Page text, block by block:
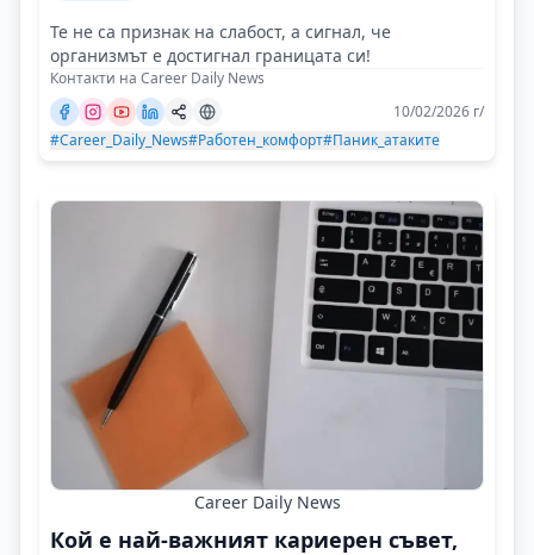
Те не са признак на слабост, а сигнал, че
организмът е достигнал границата си!
Контакти на Career Daily News
10/02/2026 г/
#Career_Daily_News#Работен_комфорт#Паник_атаките
Career Daily News
Кой е най-важният кариерен съвет,